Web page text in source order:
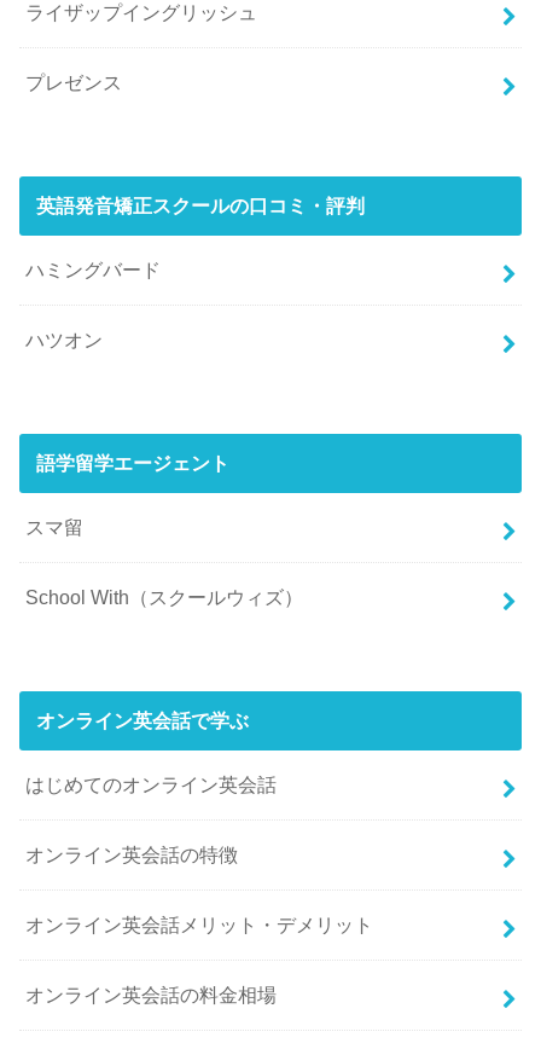
ライザップイングリッシュ
プレゼンス
英語発音矯正スクールの口コミ・評判
ハミングバード
ハツオン
語学留学エージェント
スマ留
School With（スクールウィズ）
オンライン英会話で学ぶ
はじめてのオンライン英会話
オンライン英会話の特徴
オンライン英会話メリット・デメリット
オンライン英会話の料金相場